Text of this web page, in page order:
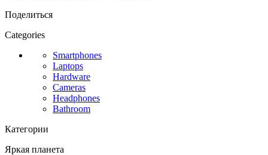
Поделиться
Categories
Smartphones
Laptops
Hardware
Cameras
Headphones
Bathroom
Категории
Яркая планета